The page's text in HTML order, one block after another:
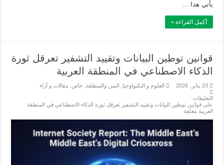
يأتي هذا …
أكمل القراءة »
قوانين توطين البيانات وتقييد التشفير تعرقل ثورة
الذكاء الاصطناعي في المنطقة العربية
23 يناير، 2026 العلوم و التكنواوجيا اليمن والمنطقة خاص مقالات و آراء
التعليقات
على قوانين توطين البيانات وتقييد التشفير تعرقل ثورة الذكاء الاصطناعي في المنطقة
العربية مغلقة